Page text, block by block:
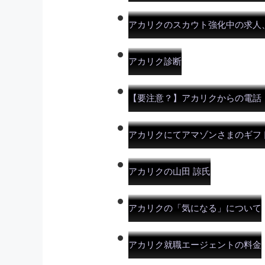
アカリクのスカウト強化中の求人
アカリク診断
【要注意？】アカリクからの電
アカリクにてアマゾンさまのギフ
アカリクの山田 諒氏
アカリクの「気になる」について
アカリク就職エージェントの料金